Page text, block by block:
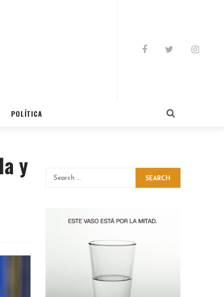
POLÍTICA
y SEARCH